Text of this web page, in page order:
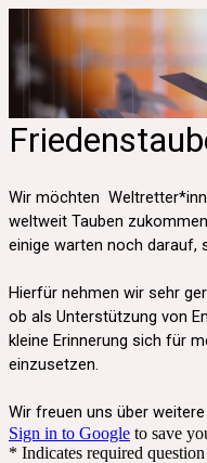
Wir möchten
weltweit Tauben
einige warten noch darauf,
Hierfür nehmen wir sehr
ob als Unterstützung von
kleine Erinnerung sich für
einzusetzen.
Wir freuen uns über
Sign in to Google to save
* Indicates required question